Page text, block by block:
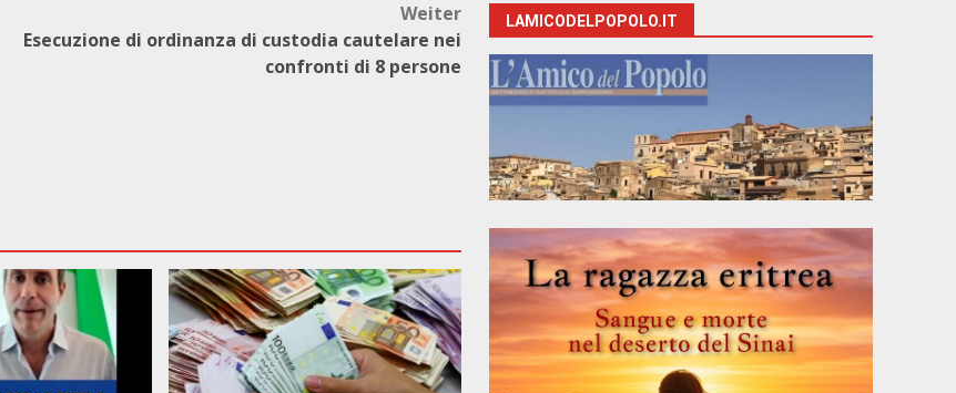
Weiter
Esecuzione di ordinanza di custodia cautelare nei
confronti di 8 persone
LAMICODELPOPOLO.IT